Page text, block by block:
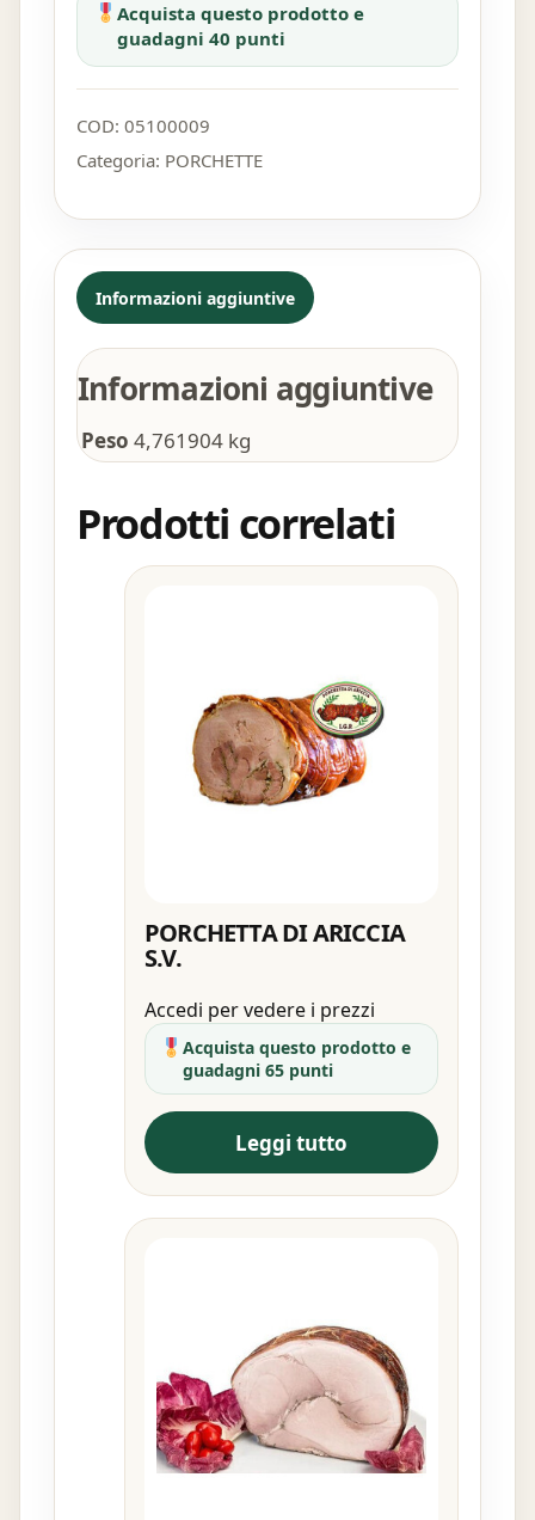
Acquista questo prodotto e
guadagni 40 punti
COD: 05100009
Categoria: PORCHETTE
Informazioni aggiuntive
Informazioni aggiuntive
Peso 4,761904 kg
Prodotti correlati
PORCHETTA DI ARICCIA
S.V.
Accedi per vedere i prezzi
Acquista questo prodotto e
guadagni 65 punti
Leggi tutto